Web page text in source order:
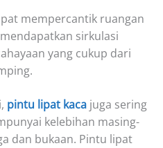
mempercantik ruangan
sirkulasi
yang cukup dari
pintu lipat kaca juga sering
kelebihan masing-
dan bukaan. Pintu lipat